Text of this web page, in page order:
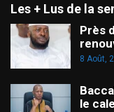
Les + Lus de la
Près
8 Août,
le